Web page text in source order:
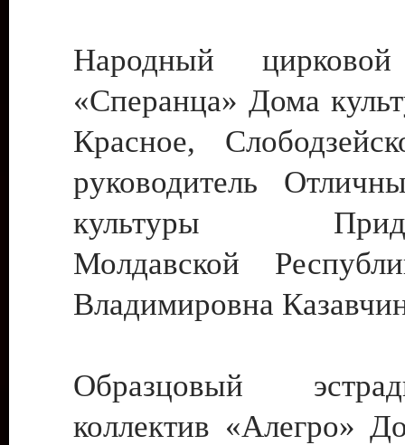
Народный цирковой
«Сперанца» Дома
Красное,
руководитель
культуры
Молдавской
Владимировна
Образцовый
коллектив «Алегро»